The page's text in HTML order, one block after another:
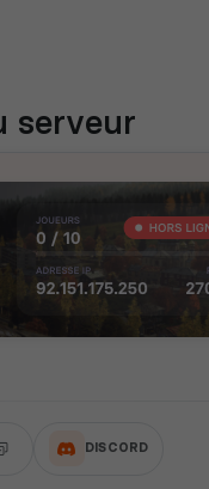
serveur
DISCORD